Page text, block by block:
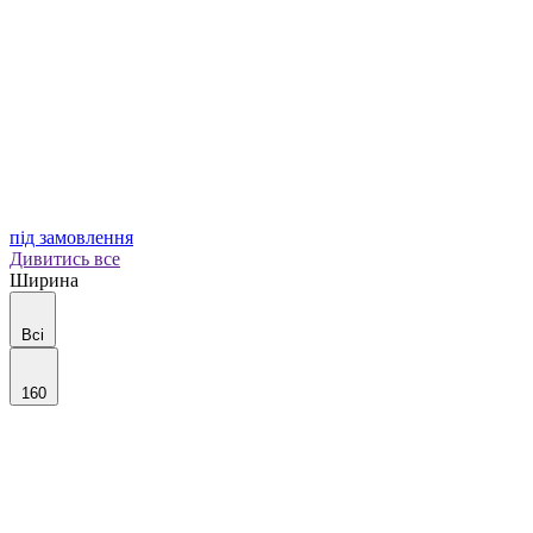
під замовлення
Дивитись все
Ширина
Всі
160